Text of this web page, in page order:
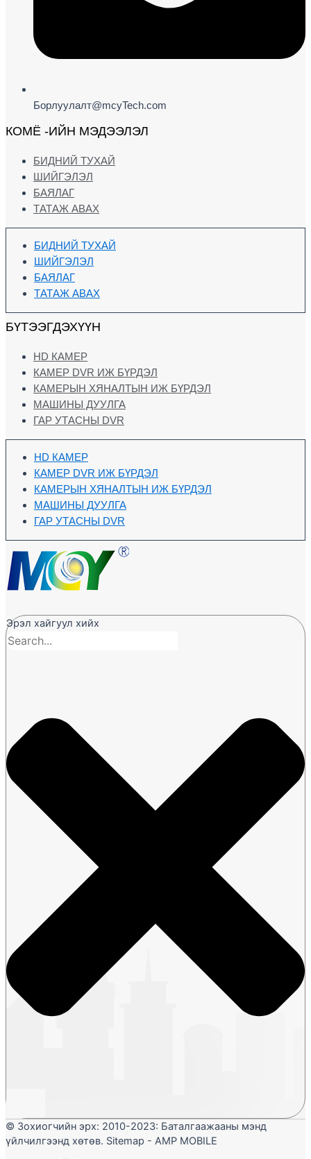
Борлуулалт@mcyTech.com
КОМЁ -ИЙН МЭДЭЭЛЭЛ
БИДНИЙ ТУХАЙ
ШИЙГЭЛЭЛ
БАЯЛАГ
ТАТАЖ АВАХ
БИДНИЙ ТУХАЙ
ШИЙГЭЛЭЛ
БАЯЛАГ
ТАТАЖ АВАХ
БҮТЭЭГДЭХҮҮН
HD КАМЕР
КАМЕР DVR ИЖ БҮРДЭЛ
КАМЕРЫН ХЯНАЛТЫН ИЖ БҮРДЭЛ
МАШИНЫ ДУУЛГА
ГАР УТАСНЫ DVR
HD КАМЕР
КАМЕР DVR ИЖ БҮРДЭЛ
КАМЕРЫН ХЯНАЛТЫН ИЖ БҮРДЭЛ
МАШИНЫ ДУУЛГА
ГАР УТАСНЫ DVR
Эрэл хайгуул хийх
© Зохиогчийн эрх: 2010-2023: Баталгаажааны мэнд
үйлчилгээнд хөтөв. Sitemap - AMP MOBILE